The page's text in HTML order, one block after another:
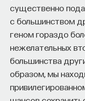
существенно
с большинством
геном гораздо
нежелательных
большинства
образом, мы
«Мыслить как
ПостНауки
меняют мир. В
с
инвесторами и
эпизодов Ивар
модели вместе с